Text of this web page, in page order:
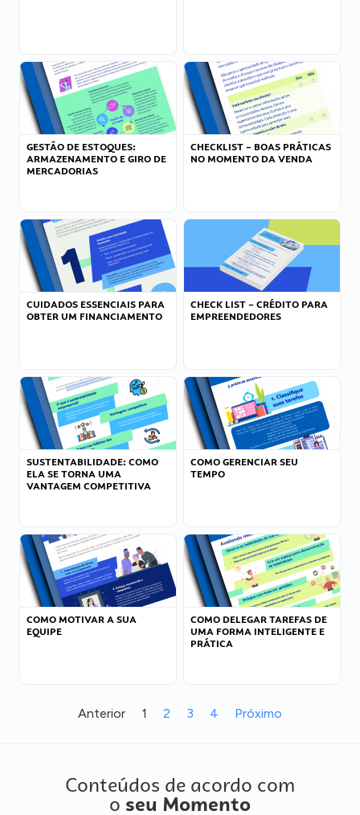
GESTÃO DE ESTOQUES:
ARMAZENAMENTO E GIRO DE
MERCADORIAS
CHECKLIST – BOAS PRÁTICAS
NO MOMENTO DA VENDA
CUIDADOS ESSENCIAIS PARA
OBTER UM FINANCIAMENTO
CHECK LIST – CRÉDITO PARA
EMPREENDEDORES
SUSTENTABILIDADE: COMO
ELA SE TORNA UMA
VANTAGEM COMPETITIVA
COMO GERENCIAR SEU
TEMPO
COMO MOTIVAR A SUA
EQUIPE
COMO DELEGAR TAREFAS DE
UMA FORMA INTELIGENTE E
PRÁTICA
Anterior 1 2 3 4 Próximo
Conteúdos de acordo com
o seu Momento